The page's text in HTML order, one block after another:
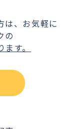
は、お気軽に
の
す。